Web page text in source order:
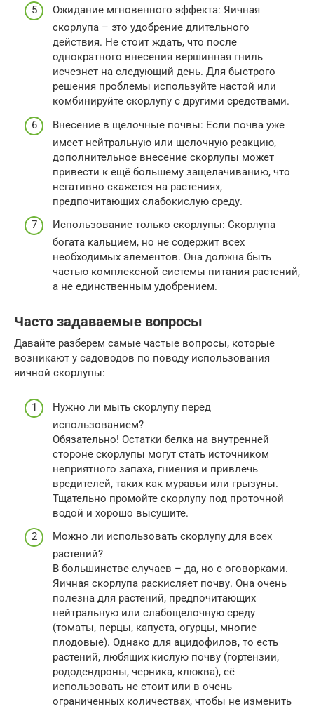
Ожидание мгновенного эффекта: Яичная
скорлупа – это удобрение длительного
действия. Не стоит ждать, что после
однократного внесения вершинная гниль
исчезнет на следующий день. Для быстрого
решения проблемы используйте настой или
комбинируйте скорлупу с другими средствами.
Внесение в щелочные почвы: Если почва уже
имеет нейтральную или щелочную реакцию,
дополнительное внесение скорлупы может
привести к ещё большему защелачиванию, что
негативно скажется на растениях,
предпочитающих слабокислую среду.
Использование только скорлупы: Скорлупа
богата кальцием, но не содержит всех
необходимых элементов. Она должна быть
частью комплексной системы питания растений,
а не единственным удобрением.
Часто задаваемые вопросы
Давайте разберем самые частые вопросы, которые
возникают у садоводов по поводу использования
яичной скорлупы:
Нужно ли мыть скорлупу перед
использованием?
Обязательно! Остатки белка на внутренней
стороне скорлупы могут стать источником
неприятного запаха, гниения и привлечь
вредителей, таких как муравьи или грызуны.
Тщательно промойте скорлупу под проточной
водой и хорошо высушите.
Можно ли использовать скорлупу для всех
растений?
В большинстве случаев – да, но с оговорками.
Яичная скорлупа раскисляет почву. Она очень
полезна для растений, предпочитающих
нейтральную или слабощелочную среду
(томаты, перцы, капуста, огурцы, многие
плодовые). Однако для ацидофилов, то есть
растений, любящих кислую почву (гортензии,
рододендроны, черника, клюква), её
использовать не стоит или в очень
ограниченных количествах, чтобы не изменить